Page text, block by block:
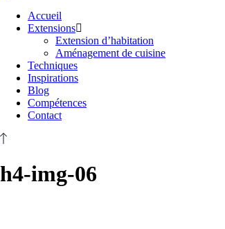
Accueil
Extensions
Extension d’habitation
Aménagement de cuisine
Techniques
Inspirations
Blog
Compétences
Contact
h4-img-06